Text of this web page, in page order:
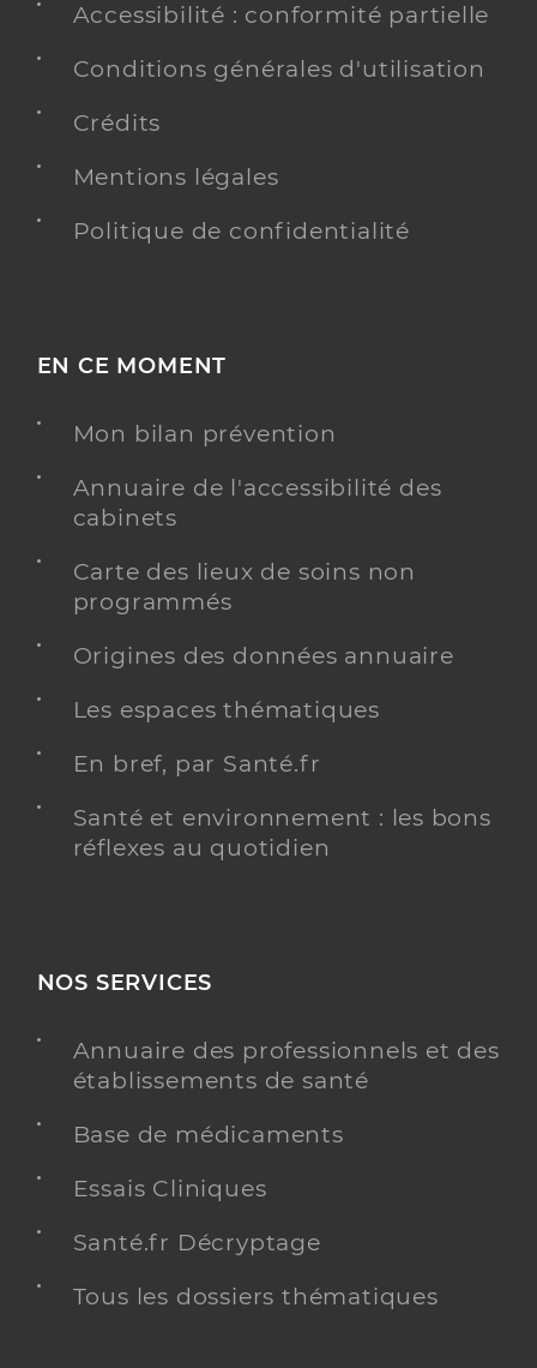
Accessibilité : conformité partielle
Conditions générales d'utilisation
Crédits
Mentions légales
Politique de confidentialité
EN CE MOMENT
Mon bilan prévention
Annuaire de l'accessibilité des
cabinets
Carte des lieux de soins non
programmés
Origines des données annuaire
Les espaces thématiques
En bref, par Santé.fr
Santé et environnement : les bons
réflexes au quotidien
NOS SERVICES
Annuaire des professionnels et des
établissements de santé
Base de médicaments
Essais Cliniques
Santé.fr Décryptage
Tous les dossiers thématiques